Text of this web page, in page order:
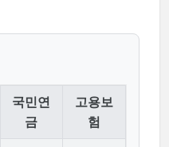
국민연
금
고용보
험